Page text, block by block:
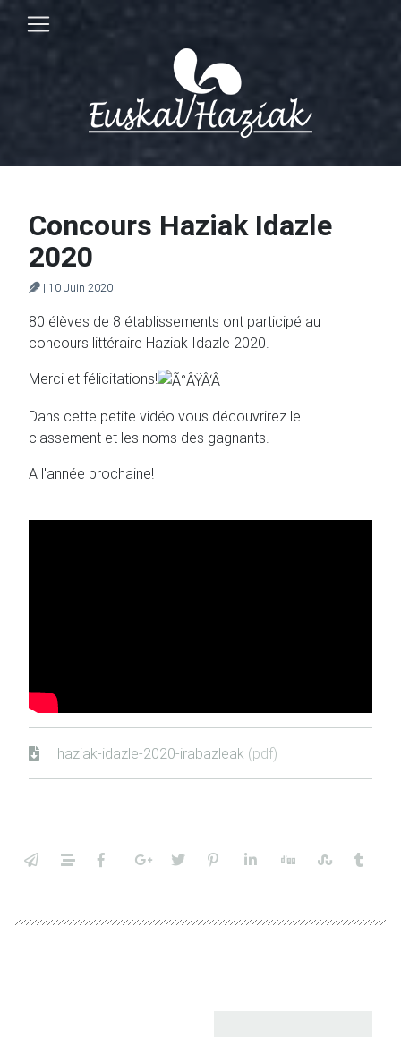
haziak-idazle-2020-irabazleak (pdf)
Concours Haziak Idazle
2020
| 10 Juin 2020
80 élèves de 8 établissements ont participé au
concours littéraire Haziak Idazle 2020.
Merci et félicitations!
Dans cette petite vidéo vous découvrirez le
classement et les noms des gagnants.
A l'année prochaine!